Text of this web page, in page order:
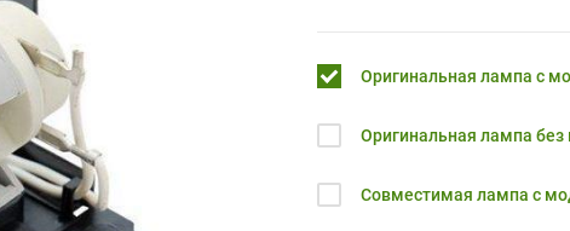
Оригинальная лампа с
Оригинальная лампа без
Совместимая лампа с